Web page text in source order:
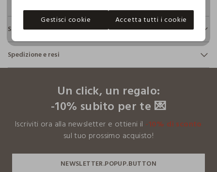
Sostenibilità e trasparenza
Sicurezza
Il 100% dei nostri articoli viene sottoposto a test chimico-
fisici, per verificarne il rispetto dei limiti che abbiamo
restrittivi rispetto a quelli previsti dalla normativa
internazionale.
Clicca qui per vedere i dettagli
I nostri fornitori
Spedizione e resi
Un click, un regalo:
-10% subito per te 💌
Iscriviti ora alla newsletter e ottieni il -10% di sconto
sul tuo prossimo acquisto!
Gestisci cookie Accetta tutti i cookie